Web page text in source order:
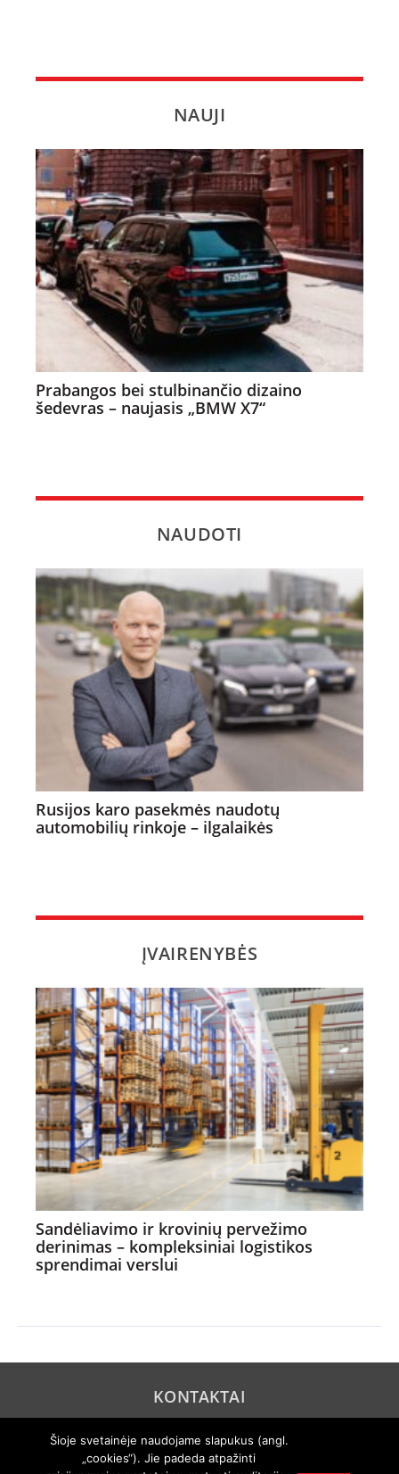
NAUJI
Prabangos bei stulbinančio dizaino
šedevras – naujasis „BMW X7“
NAUDOTI
Rusijos karo pasekmės naudotų
automobilių rinkoje – ilgalaikės
ĮVAIRENYBĖS
Sandėliavimo ir krovinių pervežimo
derinimas – kompleksiniai logistikos
sprendimai verslui
KONTAKTAI
PRIVATUMO POLITIKA
Šioje svetainėje naudojame slapukus (angl.
„cookies“). Jie padeda atpažinti